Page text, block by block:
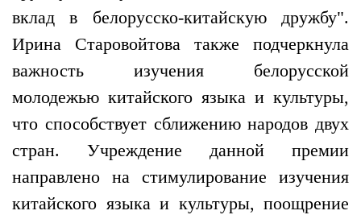
вклад в белорусско-китайскую дружбу".
Ирина Старовойтова также подчеркнула
важность изучения белорусской
молодежью китайского языка и культуры,
что способствует сближению народов двух
стран. Учреждение данной премии
направлено на стимулирование изучения
китайского языка и культуры, поощрение